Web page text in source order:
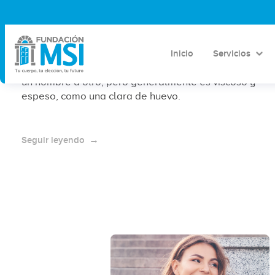
Inicio Servicios
¿A qué sabe el semen?
El semen o esperma es un fluido que está formado
por un 96% de agua; su consistencia puede variar de
un hombre a otro, pero generalmente es viscoso y
espeso, como una clara de huevo.
Seguir leyendo